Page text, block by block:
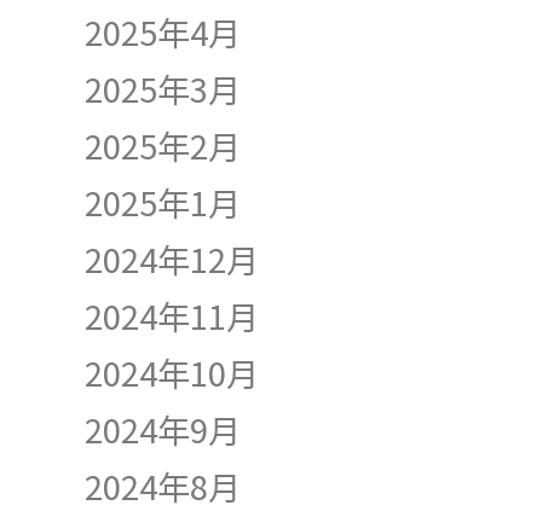
2025年4月
2025年3月
2025年2月
2025年1月
2024年12月
2024年11月
2024年10月
2024年9月
2024年8月